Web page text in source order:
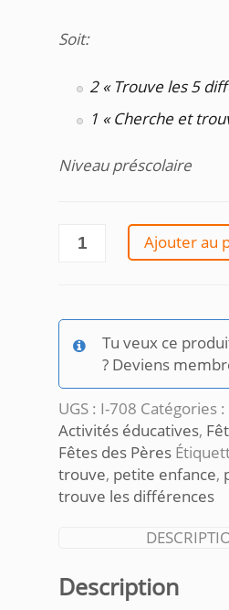
Soit:
2 « Trouve les 5
1 « Cherche et
Niveau préscolaire
quantité
des
pères
Ajouter au
Tu veux ce
? Deviens
UGS : I-708 Catégories :
Activités éducatives,
Fêtes des Pères
trouve, petite enfance,
trouve les différences
Description